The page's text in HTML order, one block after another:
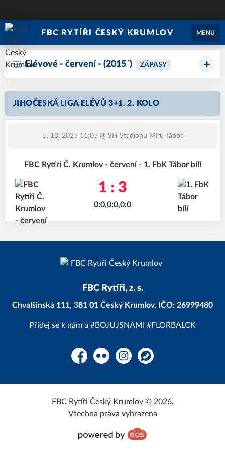
FBC RYTÍŘI ČESKÝ KRUMLOV MENU
Elévové - červení - (2015´) ZÁPASY
JIHOČESKÁ LIGA ELÉVŮ 3+1, 2. KOLO
5. 10. 2025 11:05 @ SH Stadionu Míru Tábor
FBC Rytíři Č. Krumlov - červení - 1. FbK Tábor bílí
1 : 3
0:0,0:0,0:0
FBC Rytíři, z. s.
Chvalšinská 111, 381 01 Český Krumlov, IČO: 26999480
Přidej se k nám a #BOJUJSNAMI #FLORBALCK
FacebookFlickr InstagramWhatsApp
FBC Rytíři Český Krumlov © 2026.
Všechna práva vyhrazena